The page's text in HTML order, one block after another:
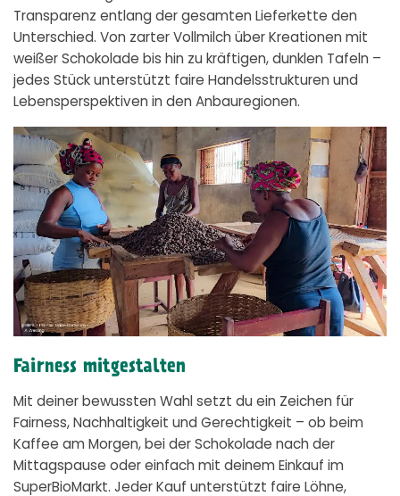
Transparenz entlang der gesamten Lieferkette den
Unterschied. Von zarter Vollmilch über Kreationen mit
weißer Schokolade bis hin zu kräftigen, dunklen Tafeln –
jedes Stück unterstützt faire Handelsstrukturen und
Lebensperspektiven in den Anbauregionen.
Fairness mitgestalten
Mit deiner bewussten Wahl setzt du ein Zeichen für
Fairness, Nachhaltigkeit und Gerechtigkeit – ob beim
Kaffee am Morgen, bei der Schokolade nach der
Mittagspause oder einfach mit deinem Einkauf im
SuperBioMarkt. Jeder Kauf unterstützt faire Löhne,